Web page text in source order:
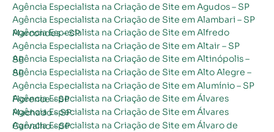
Agência Especialista na Criação de Site em Agudos – SP
Agência Especialista na Criação de Site em Alambari – SP
Agência Especialista na Criação de Site em Alfredo Marcondes – SP
Agência Especialista na Criação de Site em Altair – SP
Agência Especialista na Criação de Site em Altinópolis – SP
Agência Especialista na Criação de Site em Alto Alegre – SP
Agência Especialista na Criação de Site em Alumínio – SP
Agência Especialista na Criação de Site em Álvares Florence – SP
Agência Especialista na Criação de Site em Álvares Machado – SP
Agência Especialista na Criação de Site em Álvaro de Carvalho – SP